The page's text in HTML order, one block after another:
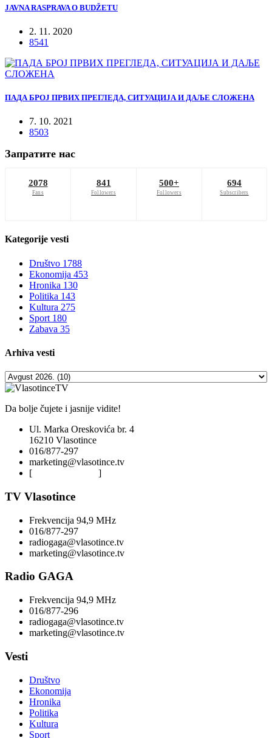
JAVNA RASPRAVA O BUDŽETU
2. 11. 2020
8541
ПАДА БРОЈ ПРВИХ ПРЕГЛЕДА, СИТУАЦИЈА И ДАЉЕ СЛОЖЕНА
7. 10. 2021
8503
Запратите нас
2078
Fans
841
Followers
500+
Followers
694
Subscribers
Kategorije vesti
Društvo 1788
Ekonomija 453
Hronika 130
Politika 143
Kultura 275
Sport 180
Zabava 35
Arhiva vesti
Da bolje čujete i jasnije vidite!
Ul. Marka Oreskovića br. 4
16210 Vlasotince
016/877-297
marketing@vlasotince.tv
[
]
TV Vlasotince
Frekvencija 94,9 MHz
016/877-297
radiogaga@vlasotince.tv
marketing@vlasotince.tv
Radio GAGA
Frekvencija 94,9 MHz
016/877-296
radiogaga@vlasotince.tv
marketing@vlasotince.tv
Vesti
Društvo
Ekonomija
Hronika
Politika
Kultura
Sport